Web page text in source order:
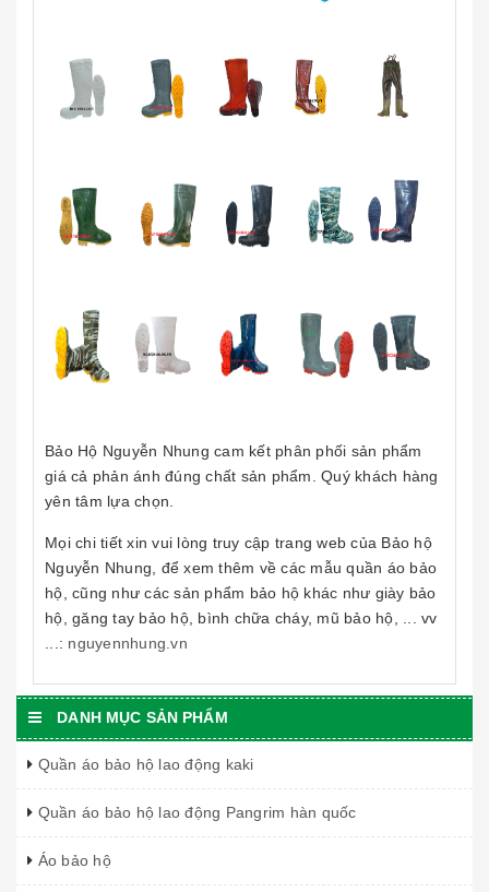
Bảo Hộ Nguyễn Nhung cam kết phân phối sản phẩm
giá cả phản ánh đúng chất sản phẩm. Quý khách hàng
yên tâm lựa chọn.
Mọi chi tiết xin vui lòng truy cập trang web của Bảo hộ
Nguyễn Nhung, để xem thêm về các mẫu quần áo bảo
hộ, cũng như các sản phẩm bảo hộ khác như giày bảo
hộ, găng tay bảo hộ, bình chữa cháy, mũ bảo hộ, ... vv
...: nguyennhung.vn
DANH MỤC SẢN PHẨM
Quần áo bảo hộ lao động kaki
Quần áo bảo hộ lao động Pangrim hàn quốc
Áo bảo hộ